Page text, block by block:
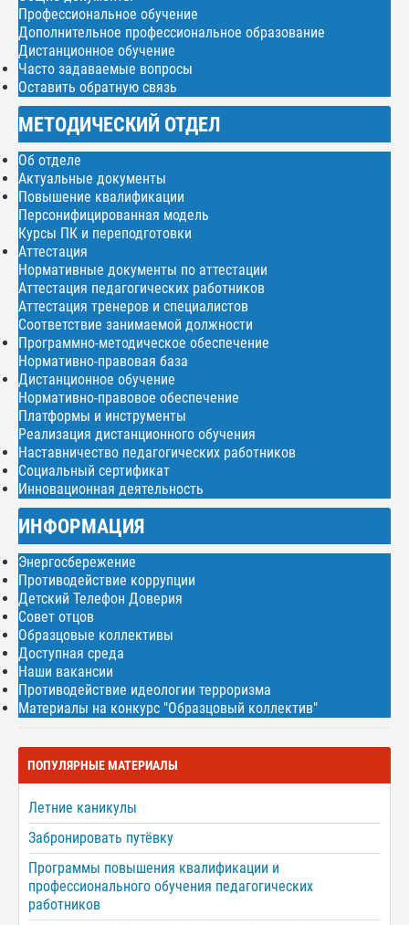
Профессиональное обучение
Дополнительное профессиональное образование
Дистанционное обучение
Часто задаваемые вопросы
Оставить обратную связь
МЕТОДИЧЕСКИЙ ОТДЕЛ
Об отделе
Актуальные документы
Повышение квалификации
Персонифицированная модель
Курсы ПК и переподготовки
Аттестация
Нормативные документы по аттестации
Аттестация педагогических работников
Аттестация тренеров и специалистов
Соответствие занимаемой должности
Программно-методическое обеспечение
Нормативно-правовая база
Дистанционное обучение
Нормативно-правовое обеспечение
Платформы и инструменты
Реализация дистанционного обучения
Наставничество педагогических работников
Социальный сертификат
Инновационная деятельность
ИНФОРМАЦИЯ
Энергосбережение
Противодействие коррупции
Детский Телефон Доверия
Совет отцов
Образцовые коллективы
Доступная среда
Наши вакансии
Противодействие идеологии терроризма
Материалы на конкурс "Образцовый коллектив"
ПОПУЛЯРНЫЕ МАТЕРИАЛЫ
Летние каникулы
Забронировать путёвку
Программы повышения квалификации и
профессионального обучения педагогических
работников